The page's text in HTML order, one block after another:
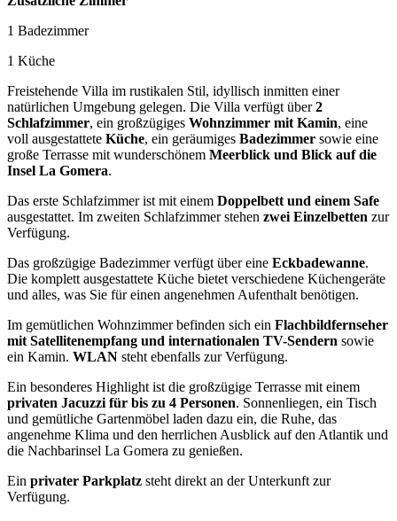
1 Badezimmer
1 Küche
Freistehende Villa im rustikalen Stil, idyllisch inmitten einer
natürlichen Umgebung gelegen. Die Villa verfügt über2
Schlafzimmer, ein großzügiges Wohnzimmer mit Kamin, eine
voll ausgestattete Küche, ein geräumiges Badezimmer sowie eine
große Terrasse mit wunderschönem Meerblick und Blick auf die
Insel La Gomera.
Das erste Schlafzimmer ist mit einem Doppelbett und einem Safe
ausgestattet. Im zweiten Schlafzimmer stehen zwei Einzelbetten zur
Verfügung.
Das großzügige Badezimmer verfügt über eine Eckbadewanne.
Die komplett ausgestattete Küche bietet verschiedene Küchengeräte
und alles, was Sie für einen angenehmen Aufenthalt benötigen.
Im gemütlichen Wohnzimmer befinden sich ein Flachbildfernseher
mit Satellitenempfang und internationalen TV-Sendern sowie
ein Kamin. WLAN steht ebenfalls zur Verfügung.
Ein besonderes Highlight ist die großzügige Terrasse mit einem
privaten Jacuzzi für bis zu 4 Personen. Sonnenliegen, ein Tisch
und gemütliche Gartenmöbel laden dazu ein, die Ruhe, das
angenehme Klima und den herrlichen Ausblick auf den Atlantik und
die Nachbarinsel La Gomera zu genießen.
Ein privater Parkplatz steht direkt an der Unterkunft zur
Verfügung.